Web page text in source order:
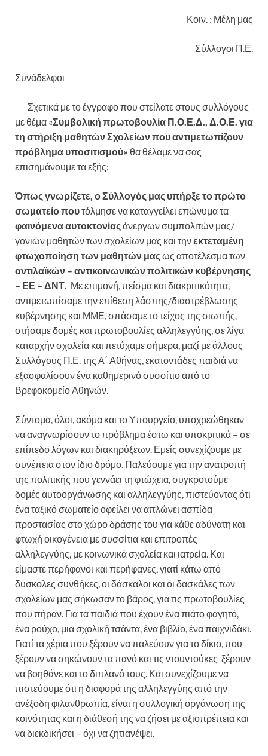
Κοιν. : Μέλη μας
Σύλλογοι Π.Ε.
Συνάδελφοι
Σχετικά με το έγγραφο που στείλατε στους συλλόγους
με θέμα «Συμβολική πρωτοβουλία Π.Ο.Ε.Δ., Δ.Ο.Ε. για
τη στήριξη μαθητών Σχολείων που αντιμετωπίζουν
πρόβλημα υποσιτισμού» θα θέλαμε να σας
επισημάνουμε τα εξής:
Όπως γνωρίζετε, ο Σύλλογός μας υπήρξε τοπρώτο
σωματείο πουτόλμησε να καταγγείλει επώνυμα τα
φαινόμενα αυτοκτονίαςάνεργων συμπολιτών μας/
γονιών μαθητών των σχολείων μας και τηνεκτεταμένη
φτωχοποίηση των μαθητών μαςως αποτέλεσμα των
αντιλαϊκών – αντικοινωνικών πολιτικών κυβέρνησης
– ΕΕ – ΔΝΤ. Με επιμονή, πείσμα και διακριτικότητα,
αντιμετωπίσαμε την επίθεση λάσπης/διαστρέβλωσης
κυβέρνησης και ΜΜΕ, σπάσαμε το τείχος της σιωπής,
στήσαμε δομές και πρωτοβουλίες αλληλεγγύης, σε λίγα
καταρχήν σχολεία και πετύχαμε σήμερα, μαζί με άλλους
Συλλόγους Π.Ε. της Α΄ Αθήνας, εκατοντάδες παιδιά να
εξασφαλίσουν ένα καθημερινό συσσίτιο από το
Βρεφοκομείο Αθηνών.
Σύντομα, όλοι, ακόμα και το Υπουργείο, υποχρεώθηκαν
να αναγνωρίσουν το πρόβλημα έστω και υποκριτικά – σε
επίπεδο λόγων και διακηρύξεων. Εμείς συνεχίζουμε με
συνέπεια στον ίδιο δρόμο. Παλεύουμε για την ανατροπή
της πολιτικής που γεννάει τη φτώχεια, συγκροτούμε
δομές αυτοοργάνωσης και αλληλεγγύης, πιστεύοντας ότι
ένα ταξικό σωματείο οφείλει να απλώνει ασπίδα
προστασίας στο χώρο δράσης του για κάθε αδύνατη και
φτωχή οικογένεια με συσσίτια και επιτροπές
αλληλεγγύης, με κοινωνικά σχολεία και ιατρεία. Και
είμαστε περήφανοι και περήφανες, γιατί κάτω από
δύσκολες συνθήκες, οι δάσκαλοι και οι δασκάλες των
σχολείων μας σήκωσαν το βάρος, για τις πρωτοβουλίες
που πήραν. Για τα παιδιά που έχουν ένα πιάτο φαγητό,
ένα ρούχο, μια σχολική τσάντα, ένα βιβλίο, ένα παιχνιδάκι.
Γιατί τα χέρια που ξέρουν να παλεύουν για το δίκιο, που
ξέρουν να σηκώνουν τα πανό και τις ντουντούκες ξέρουν
να βοηθάνε και το διπλανό τους. Και συνεχίζουμε να
πιστεύουμε ότι η διαφορά της αλληλεγγύης από την
ανέξοδη φιλανθρωπία, είναι η συλλογική οργάνωση της
κοινότητας και η διάθεσή της να ζήσει με αξιοπρέπεια και
να διεκδικήσει – όχι να ζητιανέψει.